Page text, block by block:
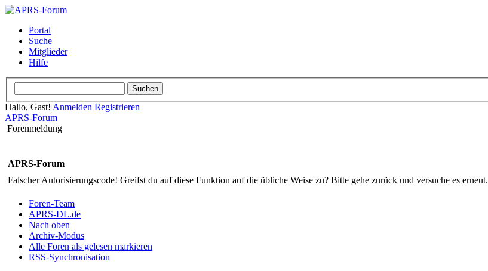
Portal
Suche
Mitglieder
Hilfe
Hallo, Gast! Anmelden Registrieren
APRS-Forum
Forenmeldung
APRS-Forum
Falscher Autorisierungscode! Greifst du auf diese Funktion auf die übliche Weise zu? Bitte gehe zurück und versuche es erneut.
Foren-Team
APRS-DL.de
Nach oben
Archiv-Modus
Alle Foren als gelesen markieren
RSS-Synchronisation